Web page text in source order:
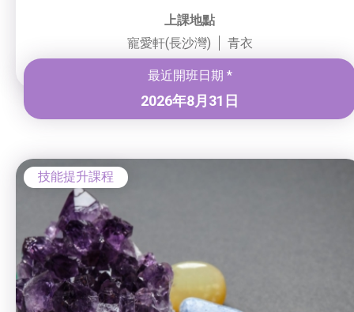
上課地點
寵愛軒(長沙灣)
青衣
最近開班日期 *
2026年8月31日
技能提升課程